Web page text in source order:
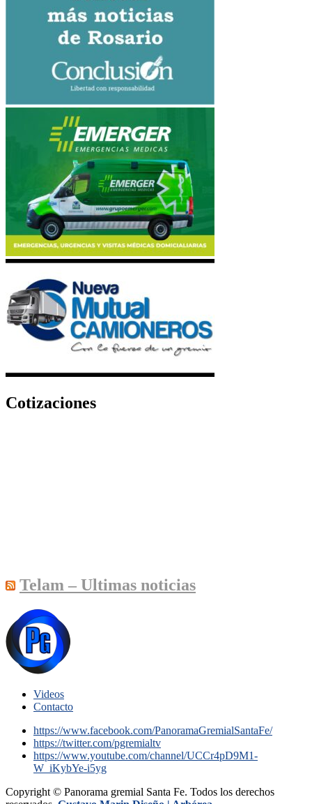
Cotizaciones
Telam – Ultimas noticias
Videos
Contacto
https://www.facebook.com/PanoramaGremialSantaFe/
https://twitter.com/pgremialtv
https://www.youtube.com/channel/UCCr4pD9M1-
W_iKybYe-i5yg
Copyright © Panorama gremial Santa Fe. Todos los derechos